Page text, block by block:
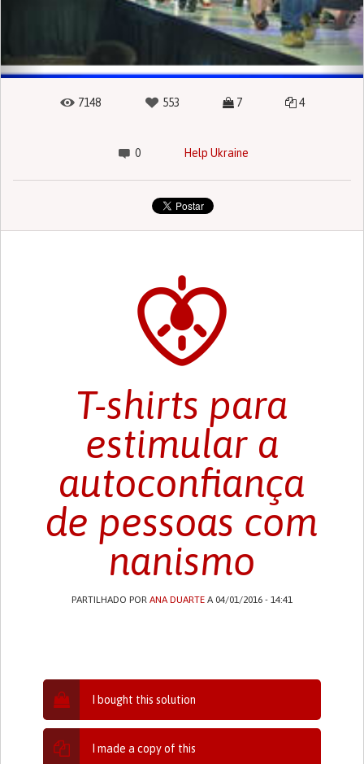
7148 553 7 4
0 Help Ukraine
T-shirts para
estimular a
autoconfiança
de pessoas com
nanismo
PARTILHADO POR ANA DUARTEA 04/01/2016 - 14:41
I bought this solution
I made a copy of this